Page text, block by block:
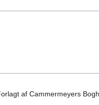
af Cammermeyers